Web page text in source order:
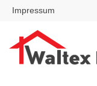
Impressum